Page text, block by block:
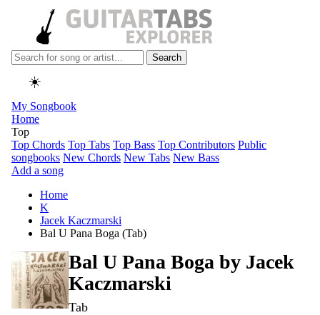
Search
☀️
My Songbook
Home
Top
Top Chords Top Tabs Top Bass Top Contributors Public
songbooks New Chords New Tabs New Bass
Add a song
Home
K
Jacek Kaczmarski
Bal U Pana Boga (Tab)
Bal U Pana Boga by Jacek
Kaczmarski
Tab